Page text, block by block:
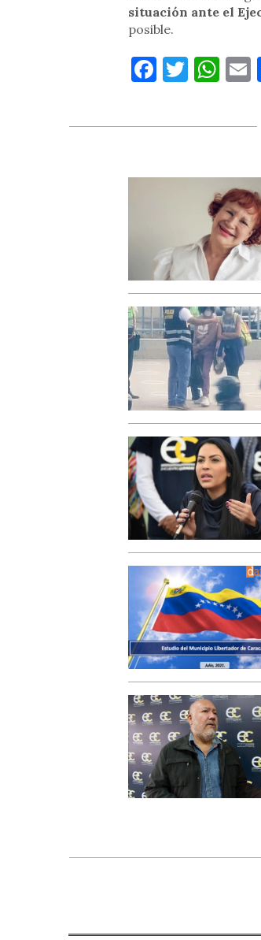
situación ante el
posible.